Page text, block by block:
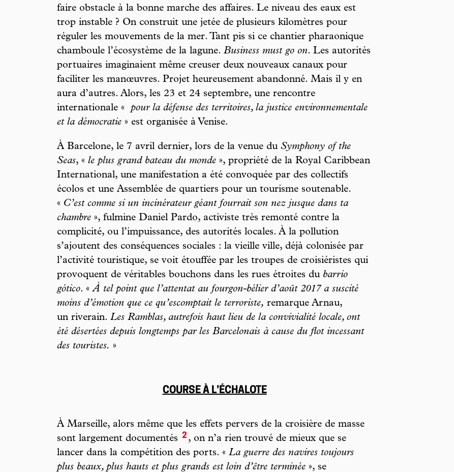
faire obstacle à la bonne marche des affaires. Le niveau des eaux est
trop instable ? On construit une jetée de plusieurs kilomètres pour
réguler les mouvements de la mer. Tant pis si ce chantier pharaonique
chamboule l’écosystème de la lagune. Business must go on. Les autorités
portuaires imaginaient même creuser deux nouveaux canaux pour
faciliter les manœuvres. Projet heureusement abandonné. Mais il y en
aura d’autres. Alors, les 23 et 24 septembre, une rencontre
internationale «
pour la défense des territoires, la justice environnementale
et la démocratie » est organisée à Venise.
À Barcelone, le 7 avril dernier, lors de la venue du Symphony of the
Seas, « le plus grand bateau du monde », propriété de la Royal Caribbean
International, une manifestation a été convoquée par des collectifs
écolos et une Assemblée de quartiers pour un tourisme soutenable.
« C’est comme si un incinérateur géant fourrait son nez jusque dans ta
chambre », fulmine Daniel Pardo, activiste très remonté contre la
complicité, ou l’impuissance, des autorités locales. À la pollution
s’ajoutent des conséquences sociales : la vieille ville, déjà colonisée par
l’activité touristique, se voit étouffée par les troupes de croisiéristes qui
provoquent de véritables bouchons dans les rues étroites du barrio
gótico. «À tel point que l’attentat au fourgon-bélier d’août 2017 a suscité
moins d’émotion que ce qu’escomptait le terroriste, remarque Arnau,
un riverain. Les Ramblas, autrefois haut lieu de la convivialité locale, ont
été désertées depuis longtemps par les Barcelonais à cause du flot incessant
des touristes. »
COURSE À L’ÉCHALOTE
À Marseille, alors même que les effets pervers de la croisière de masse
sont largement documentés 2 , on n’a rien trouvé de mieux que se
lancer dans la compétition des ports. « La guerre des navires toujours
plus beaux, plus hauts et plus grands est loin d’être terminée », se